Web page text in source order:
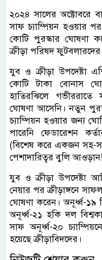
২০২৪ সালের অক্টোবরে
সাফ চ্যাম্পিয়ন হওয়ার
কোটি পুরস্কার ঘোষণা
ক্রীড়া পরিষদ ফুটবলারদের
যুব ও ক্রীড়া উপদেষ্টা
কোটি টাকা বোনাস
হাতিরঝিলে
ঘোষণা আসেনি। নতুন
চ্যাম্পিয়ন হওয়ার জন্য
পারেনি ফেডারেশন
(বিশেষ করে একজন সহ-
পেশাদারিত্বর বুলি আওড়ান!
যুব ও ক্রীড়া উপদেষ্টা
নেয়ার পর ক্রীড়াঙ্গনে
ঘোষণা করেন। অনূর্ধ্ব-১৯
অনূর্ধ্ব-২১ হকি দল
সাফ অনূর্ধ্ব-২০
হয়েছে ক্রীড়াবিদদের।